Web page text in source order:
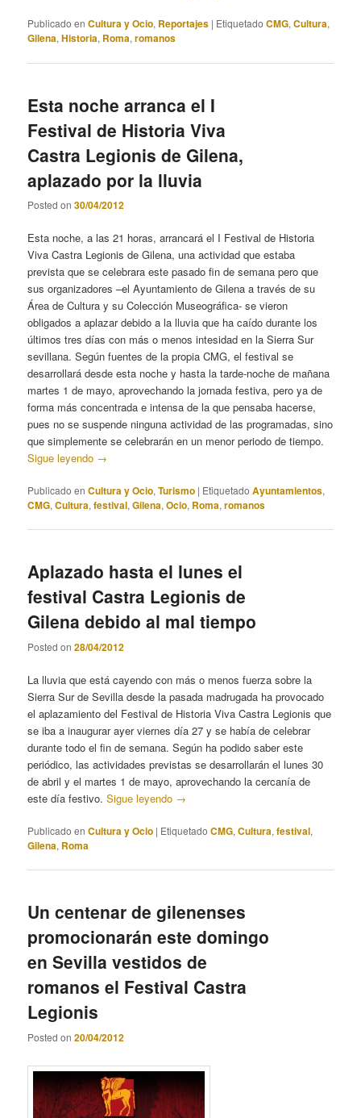
Publicado en Cultura y Ocio, Reportajes | Etiquetado CMG,Cultura,
Gilena,Historia, Roma,romanos
Esta noche arranca el I
Festival de Historia Viva
Castra Legionis de Gilena,
aplazado por la lluvia
Posted on30/04/2012
Esta noche, a las 21 horas, arrancará el I Festival de Historia
Viva Castra Legionis de Gilena, una actividad que estaba
prevista que se celebrara este pasado fin de semana pero que
sus organizadores –el Ayuntamiento de Gilena a través de su
Área de Cultura y su Colección Museográfica- se vieron
obligados a aplazar debido a la lluvia que ha caído durante los
últimos tres días con más o menos intesidad en la Sierra Sur
sevillana. Según fuentes de la propia CMG, el festival se
desarrollará desde esta noche y hasta la tarde-noche de mañana
martes 1 de mayo, aprovechando la jornada festiva, pero ya de
forma más concentrada e intensa de la que pensaba hacerse,
pues no se suspende ninguna actividad de las programadas, sino
que simplemente se celebrarán en un menor periodo de tiempo.
Sigue leyendo →
Publicado en Cultura y Ocio,Turismo | Etiquetado Ayuntamientos,
CMG,Cultura,festival,Gilena,Ocio, Roma,romanos
Aplazado hasta el lunes el
festival Castra Legionis de
Gilena debido al mal tiempo
Posted on28/04/2012
La lluvia que está cayendo con más o menos fuerza sobre la
Sierra Sur de Sevilla desde la pasada madrugada ha provocado
el aplazamiento del Festival de Historia Viva Castra Legionis que
se iba a inaugurar ayer viernes día 27 y se había de celebrar
durante todo el fin de semana. Según ha podido saber este
periódico, las actividades previstas se desarrollarán el lunes 30
de abril y el martes 1 de mayo, aprovechando la cercanía de
este día festivo.Sigue leyendo →
Publicado en Cultura y Ocio | Etiquetado CMG,Cultura,festival,
Gilena, Roma
Un centenar de gilenenses
promocionarán este domingo
en Sevilla vestidos de
romanos el Festival Castra
Legionis
Posted on20/04/2012